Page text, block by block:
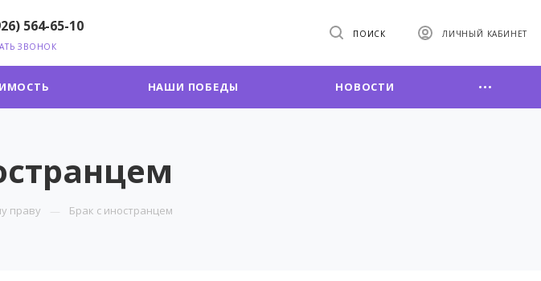
564-65-10
ЗВОНОК
ЛИЧНЫЙ КАБИНЕТ
ПОИСК
НАШИ ПОБЕДЫ НОВОСТИ
праву Брак с иностранцем